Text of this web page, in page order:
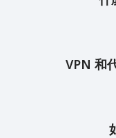
VPN 和